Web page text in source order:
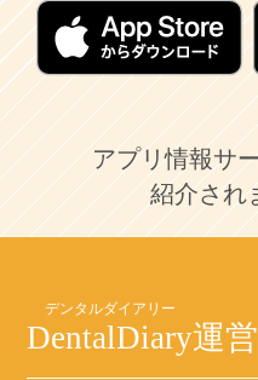
アプリ情報サ
紹介され
DentalDiary運